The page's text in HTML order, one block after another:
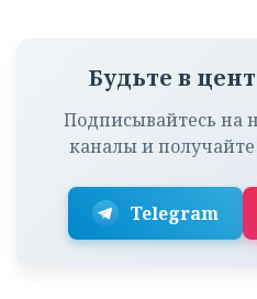
Будьте в
Подписывайтесь
каналы и
Telegram